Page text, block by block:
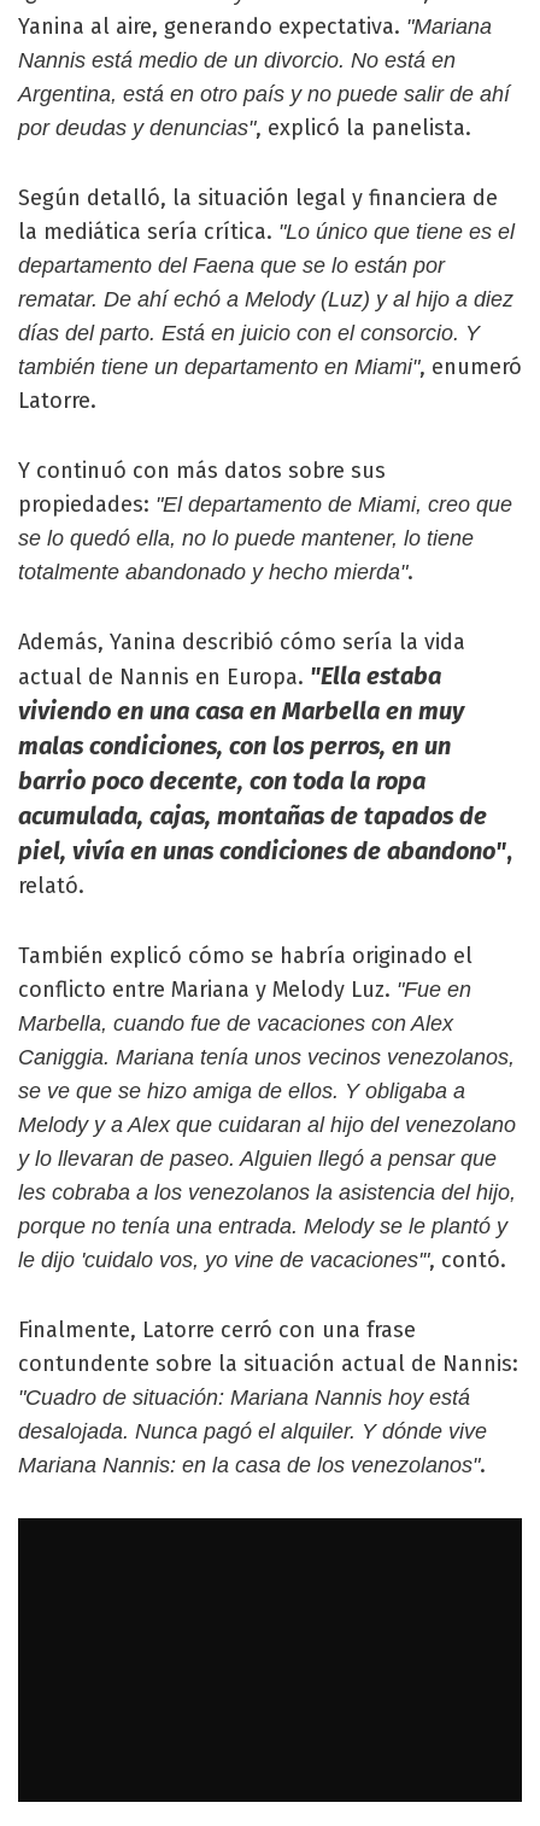
Yanina al aire, generando expectativa. "Mariana
Nannis está medio de un divorcio. No está en
Argentina, está en otro país y no puede salir de ahí
por deudas y denuncias", explicó la panelista.
Según detalló, la situación legal y financiera de
la mediática sería crítica. "Lo único que tiene es el
departamento del Faena que se lo están por
rematar. De ahí echó a Melody (Luz) y al hijo a diez
días del parto. Está en juicio con el consorcio. Y
también tiene un departamento en Miami", enumeró
Latorre.
Y continuó con más datos sobre sus
propiedades: "El departamento de Miami, creo que
se lo quedó ella, no lo puede mantener, lo tiene
totalmente abandonado y hecho mierda".
Además, Yanina describió cómo sería la vida
actual de Nannis en Europa. "Ella estaba
viviendo en una casa en Marbella en muy
malas condiciones, con los perros, en un
barrio poco decente, con toda la ropa
acumulada, cajas, montañas de tapados de
piel, vivía en unas condiciones de abandono",
relató.
También explicó cómo se habría originado el
conflicto entre Mariana y Melody Luz. "Fue en
Marbella, cuando fue de vacaciones con Alex
Caniggia. Mariana tenía unos vecinos venezolanos,
se ve que se hizo amiga de ellos. Y obligaba a
Melody y a Alex que cuidaran al hijo del venezolano
y lo llevaran de paseo. Alguien llegó a pensar que
les cobraba a los venezolanos la asistencia del hijo,
porque no tenía una entrada. Melody se le plantó y
le dijo 'cuidalo vos, yo vine de vacaciones'", contó.
Finalmente, Latorre cerró con una frase
contundente sobre la situación actual de Nannis:
"Cuadro de situación: Mariana Nannis hoy está
desalojada. Nunca pagó el alquiler. Y dónde vive
Mariana Nannis: en la casa de los venezolanos".